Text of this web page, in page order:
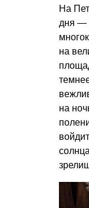
На
дня —
на
на